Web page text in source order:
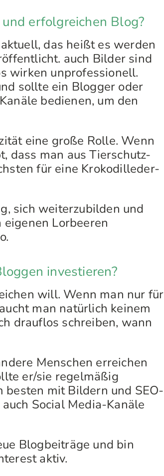
erfolgreichen Blog?
das heißt es werden
auch Bilder sind
wirken unprofessionell.
sollte ein Blogger oder
bedienen, um den
eine große Rolle. Wenn
dass man aus Tierschutz-
für eine Krokodilleder-
sich weiterzubilden und
Lorbeeren
investieren?
will. Wenn man nur für
man natürlich keinem
drauflos schreiben, wann
Menschen erreichen
er/sie regelmäßig
mit Bildern und SEO-
Social Media-Kanäle
Blogbeiträge und bin
aktiv.